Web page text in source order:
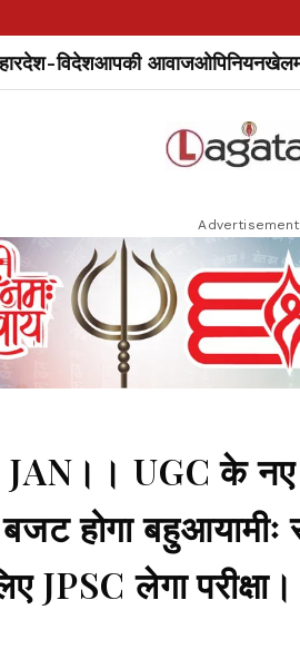
देश-विदेशआपकी आवाजओपिनियनखेल
Advertisement
UGC के नए
होगा बहुआयामीः
JPSC लेगा